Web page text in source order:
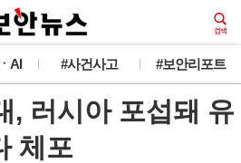
AI #사건사고 #보안리포트
, 러시아 포섭돼 유
체포